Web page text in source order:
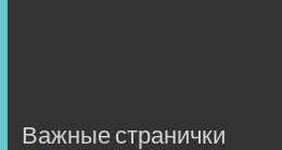
Важные странички